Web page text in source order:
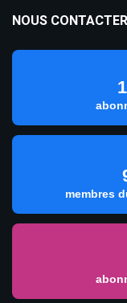
NOUS CONTACTER
membres